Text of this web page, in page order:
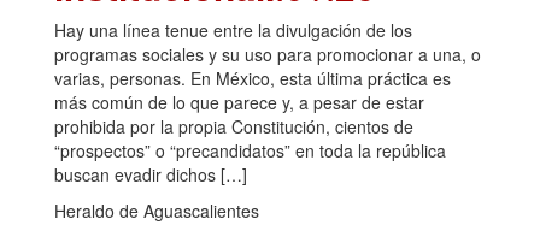
Hay una línea tenue entre la divulgación de los
programas sociales y su uso para promocionar a una, o
varias, personas. En México, esta última práctica es
más común de lo que parece y, a pesar de estar
prohibida por la propia Constitución, cientos de
“prospectos” o “precandidatos” en toda la república
buscan evadir dichos […]
Heraldo de Aguascalientes